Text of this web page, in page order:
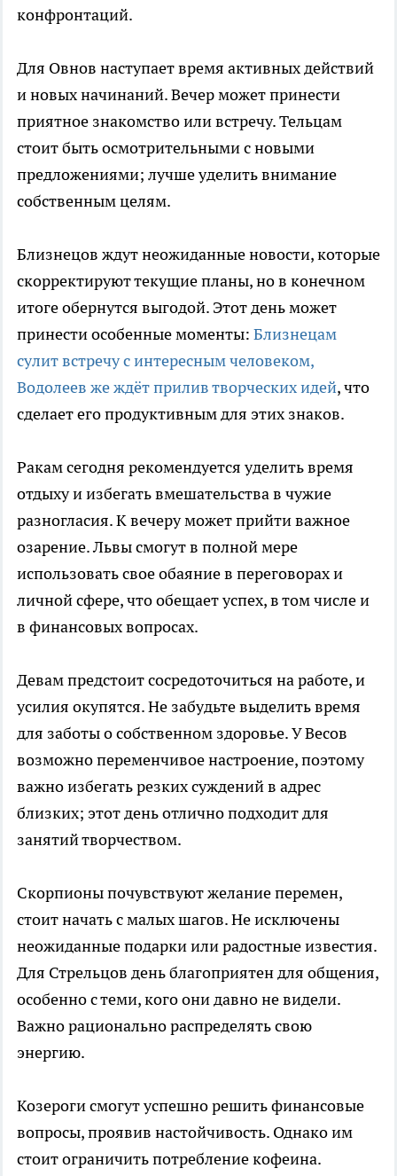
конфронтаций.
Для Овнов наступает время активных действий
и новых начинаний. Вечер может принести
приятное знакомство или встречу. Тельцам
стоит быть осмотрительными с новыми
предложениями; лучше уделить внимание
собственным целям.
Близнецов ждут неожиданные новости, которые
скорректируют текущие планы, но в конечном
итоге обернутся выгодой. Этот день может
принести особенные моменты: Близнецам
сулит встречу с интересным человеком,
Водолеев же ждёт прилив творческих идей, что
сделает его продуктивным для этих знаков.
Ракам сегодня рекомендуется уделить время
отдыху и избегать вмешательства в чужие
разногласия. К вечеру может прийти важное
озарение. Львы смогут в полной мере
использовать свое обаяние в переговорах и
личной сфере, что обещает успех, в том числе и
в финансовых вопросах.
Девам предстоит сосредоточиться на работе, и
усилия окупятся. Не забудьте выделить время
для заботы о собственном здоровье. У Весов
возможно переменчивое настроение, поэтому
важно избегать резких суждений в адрес
близких; этот день отлично подходит для
занятий творчеством.
Скорпионы почувствуют желание перемен,
стоит начать с малых шагов. Не исключены
неожиданные подарки или радостные известия.
Для Стрельцов день благоприятен для общения,
особенно с теми, кого они давно не видели.
Важно рационально распределять свою
энергию.
Козероги смогут успешно решить финансовые
вопросы, проявив настойчивость. Однако им
стоит ограничить потребление кофеина.